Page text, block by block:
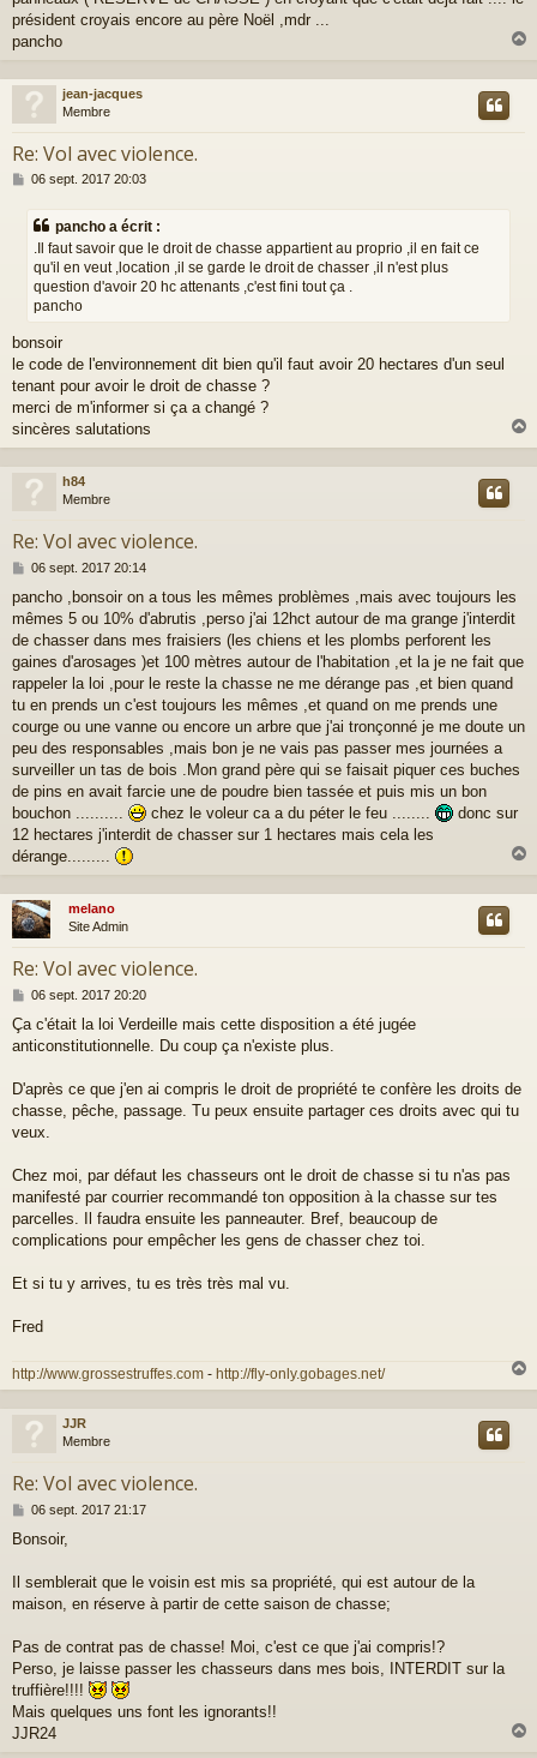
président croyais encore au père Noël ,mdr ...
pancho
u
jean-jacques
Membre
Re: Vol avec violence.
M
s
06 sept. 2017 20:03
pancho a écrit :
.Il faut savoir que le droit de chasse appartient au proprio ,il en fait ce
qu'il en veut ,location ,il se garde le droit de chasser ,il n'est plus
question d'avoir 20 hc attenants ,c'est fini tout ça .
pancho
bonsoir
le code de l'environnement dit bien qu'il faut avoir 20 hectares d'un seul
tenant pour avoir le droit de chasse ?
merci de m'informer si ça a changé ?
sincères salutations
a
h84
Membre
Re: Vol avec violence.
M
s
s
a
g
06 sept. 2017 20:14
pancho ,bonsoir on a tous les mêmes problèmes ,mais avec toujours les
mêmes 5 ou 10% d'abrutis ,perso j'ai 12hct autour de ma grange j'interdit
de chasser dans mes fraisiers (les chiens et les plombs perforent les
gaines d'arosages )et 100 mètres autour de l'habitation ,et la je ne fait que
rappeler la loi ,pour le reste la chasse ne me dérange pas ,et bien quand
tu en prends un c'est toujours les mêmes ,et quand on me prends une
courge ou une vanne ou encore un arbre que j'ai tronçonné je me doute un
peu des responsables ,mais bon je ne vais pas passer mes journées a
surveiller un tas de bois .Mon grand père qui se faisait piquer ces buches
de pins en avait farcie une de poudre bien tassée et puis mis un bon
bouchon ..........
chez le voleur ca a du péter le feu ........
donc sur
12 hectares j'interdit de chasser sur 1 hectares mais cela les
dérange.........
u
melano
Site Admin
Re: Vol avec violence.
M
s
s
g
06 sept. 2017 20:20
Ça c'était la loi Verdeille mais cette disposition a été jugée
anticonstitutionnelle. Du coup ça n'existe plus.
D'après ce que j'en ai compris le droit de propriété te confère les droits de
chasse, pêche, passage. Tu peux ensuite partager ces droits avec qui tu
veux.
Chez moi, par défaut les chasseurs ont le droit de chasse si tu n'as pas
manifesté par courrier recommandé ton opposition à la chasse sur tes
parcelles. Il faudra ensuite les panneauter. Bref, beaucoup de
complications pour empêcher les gens de chasser chez toi.
Et si tu y arrives, tu es très très mal vu.
Fred
http://www.grossestruffes.com - http://fly-only.gobages.net/
a
JJR
Membre
Re: Vol avec violence.
M
s
a
g
06 sept. 2017 21:17
Bonsoir,
Il semblerait que le voisin est mis sa propriété, qui est autour de la
maison, en réserve à partir de cette saison de chasse;
Pas de contrat pas de chasse! Moi, c'est ce que j'ai compris!?
Perso, je laisse passer les chasseurs dans mes bois, INTERDIT sur la
truffière!!!!
Mais quelques uns font les ignorants!!
JJR24